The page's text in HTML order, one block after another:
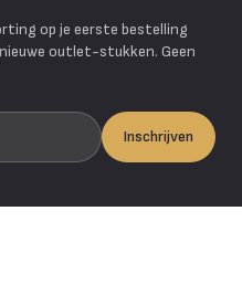
op je eerste bestelling
outlet-stukken. Geen
Inschrijven